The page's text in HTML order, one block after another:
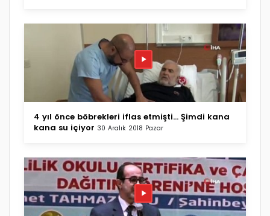
4 yıl önce böbrekleri iflas etmişti... Şimdi kana
kana su içiyor 30 Aralık 2018 Pazar